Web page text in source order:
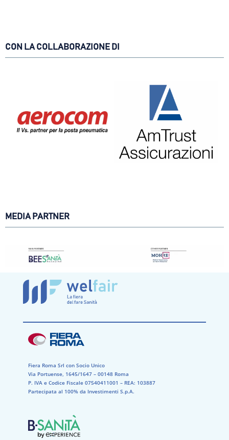
CON LA COLLABORAZIONE DI
MEDIA PARTNER
Fiera Roma Srl con Socio Unico
Via Portuense, 1645/1647 – 00148 Roma
P. IVA e Codice Fiscale 07540411001​ – REA: 103887​
Partecipata al 100% da Investimenti S.p.A.